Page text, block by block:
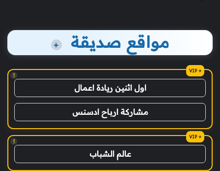
مواقع صديقة +
!
اول اثنين ريادة اعمال
مشاركة ارباح ادسنس
!
عالم الشباب